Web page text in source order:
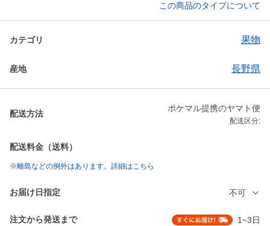
この商品のタイプについて
カテゴリ 果物
産地 長野県
配送方法
ポケマル提携のヤマト便
配送区分:
配送料金（送料）
※離島などの例外はあります。詳細はこちら
お届け日指定 不可
注文から発送まで 1~3日